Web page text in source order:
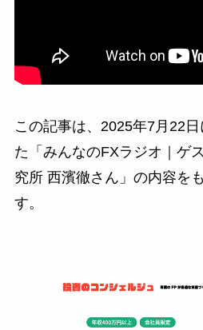
この記事は、2025年7月22
た「みんなのFXラジオ｜ゲ
究所 西濱徹さん」の内容を
す。